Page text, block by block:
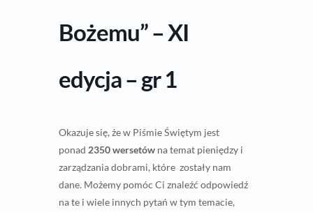
Bożemu” – XI
edycja – gr 1
Okazuje się, że w Piśmie Świętym jest
ponad 2350 wersetów na temat pieniędzy i
zarządzania dobrami, które zostały nam
dane. Możemy pomóc Ci znaleźć odpowiedź
na te i wiele innych pytań w tym temacie,